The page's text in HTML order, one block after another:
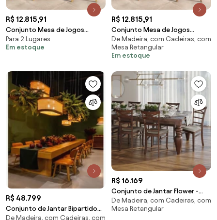
R$ 12.815,91
Conjunto Mesa de Jogos
Carteado Bellagio Tampo
Reversível Verde e 6 Cadeiras
Para 2 Lugares
Em estoque
R$ 12.815,91
Conjunto Mesa de Jogos
Carteado Bellagio Tampo
Reversível Verde e 6 Cadeiras
Madeira Poker Base Cone Linho
Belo
De Madeira, com Cadeiras, com
Mesa Retangular
Em estoque
R$ 48.799
Conjunto de Jantar Bipartido
Andaluzia 14 Lugares Kleiner
De Madeira, com Cadeiras, com
R$ 16.169
Conjunto de Jantar Flower -
220cm x 100cm x 77cm
De Madeira, com Cadeiras, com
Mesa Retangular